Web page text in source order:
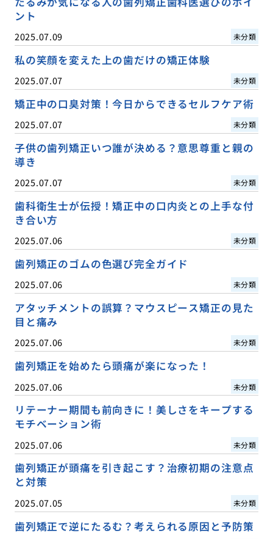
ント
2025.07.09 未分類
私の笑顔を変えた上の歯だけの矯正体験
2025.07.07 未分類
矯正中の口臭対策！今日からできるセルフケア術
2025.07.07 未分類
子供の歯列矯正いつ誰が決める？意思尊重と親の
導き
2025.07.07 未分類
歯科衛生士が伝授！矯正中の口内炎との上手な付
き合い方
2025.07.06 未分類
歯列矯正のゴムの色選び完全ガイド
2025.07.06 未分類
アタッチメントの誤算？マウスピース矯正の見た
目と痛み
2025.07.06 未分類
歯列矯正を始めたら頭痛が楽になった！
2025.07.06 未分類
リテーナー期間も前向きに！美しさをキープする
モチベーション術
2025.07.06 未分類
歯列矯正が頭痛を引き起こす？治療初期の注意点
と対策
2025.07.05 未分類
歯列矯正で逆にたるむ？考えられる原因と予防策